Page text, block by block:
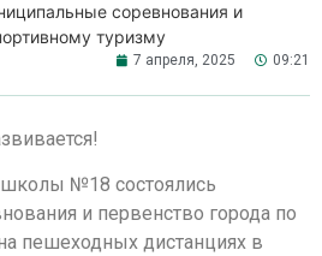
соревнования и
туризму
7 апреля, 2025 09:21
школы №18 состоялись
и первенство города по
пешеходных дистанциях в